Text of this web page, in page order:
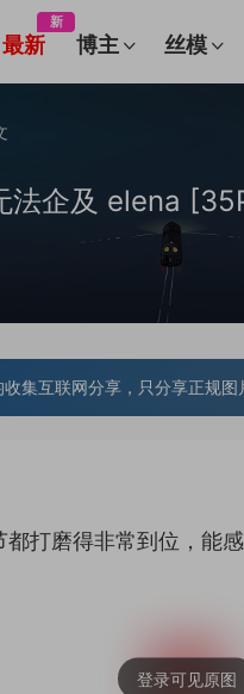
最新
新
博主 丝模
企及 elena
集互联网分享，只分享正规
打磨得非常到位，能